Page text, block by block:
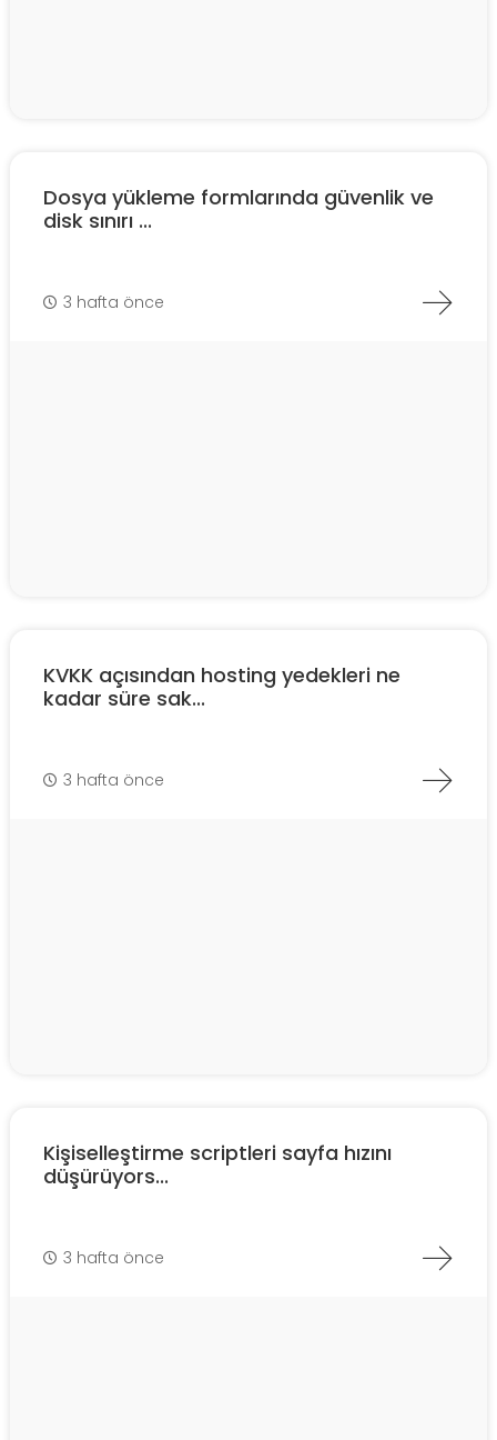
Dosya yükleme formlarında güvenlik ve
disk sınırı ...
3 hafta önce
KVKK açısından hosting yedekleri ne
kadar süre sak...
3 hafta önce
Kişiselleştirme scriptleri sayfa hızını
düşürüyors...
3 hafta önce